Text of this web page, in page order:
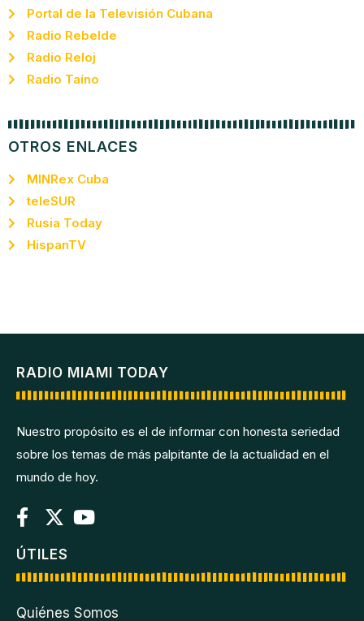
Portal de la Televisión Cubana
Radio Rebelde
Radio Reloj
Radio Taíno
OTROS ENLACES
MINRex Cuba
teleSUR
Rusia Today
HispanTV
RADIO MIAMI TODAY
Nuestro propósito es el de informar con honesta seriedad
sobre los temas de más palpitante de la actualidad en el
mundo de hoy.
ÚTILES
Quiénes Somos